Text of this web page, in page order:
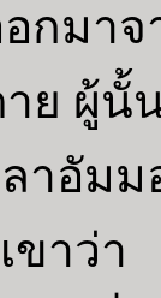
กมา
ย ผู้นั้
าอัม
ขาว่